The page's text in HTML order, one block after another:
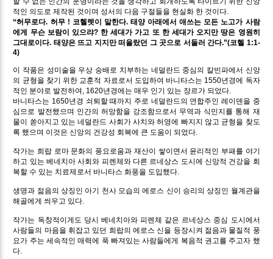
적인 의도로 제작된 것이며 성서의 다음 구절들을 현실화 한 것이다.
“허무로다. 허무 ! 코헬렛이 말한다. 태양 아래에서 애쓰는 모든 노고가 사람
에게 무슨 보람이 있으랴? 한 세대가 가고 또 한 세대가 오지만 땅은 영원히
그대로이다. 태양은 뜨고 지지만 떠올랐던 그 곳으로 서둘러 간다.”(코헬 1:1-
4)
이 작품은 성미술을 우상 숭배로 치부하는 네덜란드 중심의 칼빈파에서 신앙
의 균형을 찾기 위한 교훈적 자료로서 도입하여 바니타스는 1550년경에 독자
적인 분야로 발전하여, 1620년경에는 매우 인기 있는 장르가 되었다.
바니타스는 1650년경 쇠퇴할 때까지 주로 네덜란드의 연합주인 레이덴을 중
심으로 발전했으며 인간의 허망함을 강조함으로서 무역과 식민지를 통해 재
물이 쏟아지고 있는 네덜란드 사회가 사치와 허영에 빠지지 않고 균형을 찾도
록 했으며 이것은 신앙의 건강성 회복에 큰 도움이 되었다.
작가는 희랍 로마 문화의 풍요로움과 재산이 쌓이면서 윤리적인 부패를 야기
하고 있는 베네치아 사회와 피렌체와 다른 르네상스 도시에 신앙적 건강을 회
복할 수 있는 치료제로서 바니타스 화풍을 도입했다.
생명과 젊음의 상징인 아기 천사 모습의 에로스 신이 승리의 상징인 월계관을
해골에게 씌우고 있다.
작가는 독창적이게도 당시 베네치아와 피렌체 같은 르네상스 중심 도시에서
사람들의 마음을 휘잡고 있던 희랍의 에로스 신을 등장시켜 젊음과 물질적 풍
요가 주는 세속적인 매력에 푹 빠져있는 사람들에게 복음적 권고를 주고자 했
다.